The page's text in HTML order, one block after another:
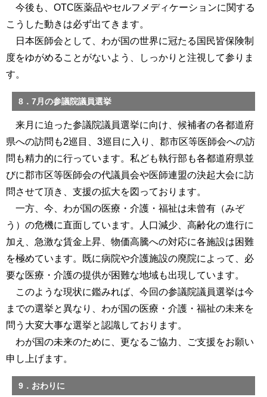
今後も、OTC医薬品やセルフメディケーションに関する
こうした動きは必ず出てきます。
日本医師会として、わが国の世界に冠たる国民皆保険制
度をゆがめることがないよう、しっかりと注視して参りま
す。
8．7月の参議院議員選挙
来月に迫った参議院議員選挙に向け、候補者の各都道府
県への訪問も2巡目、3巡目に入り、郡市区等医師会への訪
問も精力的に行っています。私ども執行部も各都道府県並
びに郡市区等医師会の代議員会や医師連盟の決起大会に訪
問させて頂き、支援の拡大を図っております。
一方、今、わが国の医療・介護・福祉は未曾有（みぞ
う）の危機に直面しています。人口減少、高齢化の進行に
加え、急激な賃金上昇、物価高騰への対応に各施設は困難
を極めています。既に病院や介護施設の廃院によって、必
要な医療・介護の提供が困難な地域も出現しています。
このような現状に鑑みれば、今回の参議院議員選挙は今
までの選挙と異なり、わが国の医療・介護・福祉の未来を
問う大変大事な選挙と認識しております。
わが国の未来のために、更なるご協力、ご支援をお願い
申し上げます。
9．おわりに